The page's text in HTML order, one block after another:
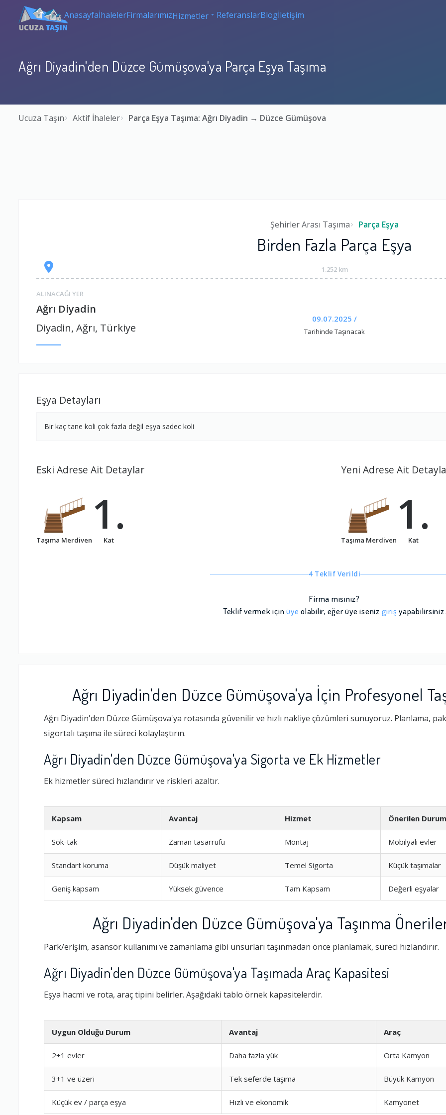
AnasayfaİhalelerFirmalarımızHizmetler ReferanslarBlogİletişim
Ağrı Diyadin'den Düzce Gümüşova'ya Parça Eşya Taşıma
Ucuza Taşın Aktif İhaleler Parça Eşya Taşıma: Ağrı Diyadin → Düzce Gümüşova
Şehirler Arası Taşıma Parça Eşya
Birden Fazla Parça Eşya
1.252 km
ALINACAĞI YER
Ağrı Diyadin
Diyadin, Ağrı, Türkiye
09.07.2025 /
Tarihinde Taşınacak
Eşya Detayları
Bir kaç tane koli çok fazla değil eşya sadec koli
Eski Adrese Ait Detaylar
Taşıma Merdiven
1.
Kat
Yeni Adrese Ait
Taşıma Merdiven
1.
Kat
4 Teklif Verildi
Firma mısınız?
Teklif vermek içinüye olabilir, eğer üye iseniz giriş yapabilirsiniz.
Ağrı Diyadin'den Düzce Gümüşova'ya İçin Profesyonel
Ağrı Diyadin'den Düzce Gümüşova'ya rotasında güvenilir ve hızlı nakliye çözümleri sunuyoruz. Planlama,
sigortalı taşıma ile süreci kolaylaştırın.
Ağrı Diyadin'den Düzce Gümüşova'ya Sigorta ve Ek Hizmetler
Ek hizmetler süreci hızlandırır ve riskleri azaltır.
Kapsam Avantaj Hizmet Önerilen Durum
Sök-tak Zaman tasarrufu Montaj Mobilyalı evler
Standart koruma Düşük maliyet Temel Sigorta Küçük taşımalar
Geniş kapsam Yüksek güvence Tam Kapsam Değerli eşyalar
Ağrı Diyadin'den Düzce Gümüşova'ya Taşınma
Park/erişim, asansör kullanımı ve zamanlama gibi unsurları taşınmadan önce planlamak, süreci hızlandırır.
Ağrı Diyadin'den Düzce Gümüşova'ya Taşımada Araç Kapasitesi
Eşya hacmi ve rota, araç tipini belirler. Aşağıdaki tablo örnek kapasitelerdir.
Uygun Olduğu Durum Avantaj Araç
2+1 evler Daha fazla yük Orta Kamyon
3+1 ve üzeri Tek seferde taşıma Büyük Kamyon
Küçük ev / parça eşya Hızlı ve ekonomik Kamyonet
Ambalajlama Hizmeti
Firma ile İletişim 1.0